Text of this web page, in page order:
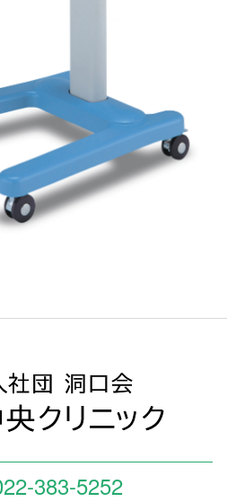
383-5252